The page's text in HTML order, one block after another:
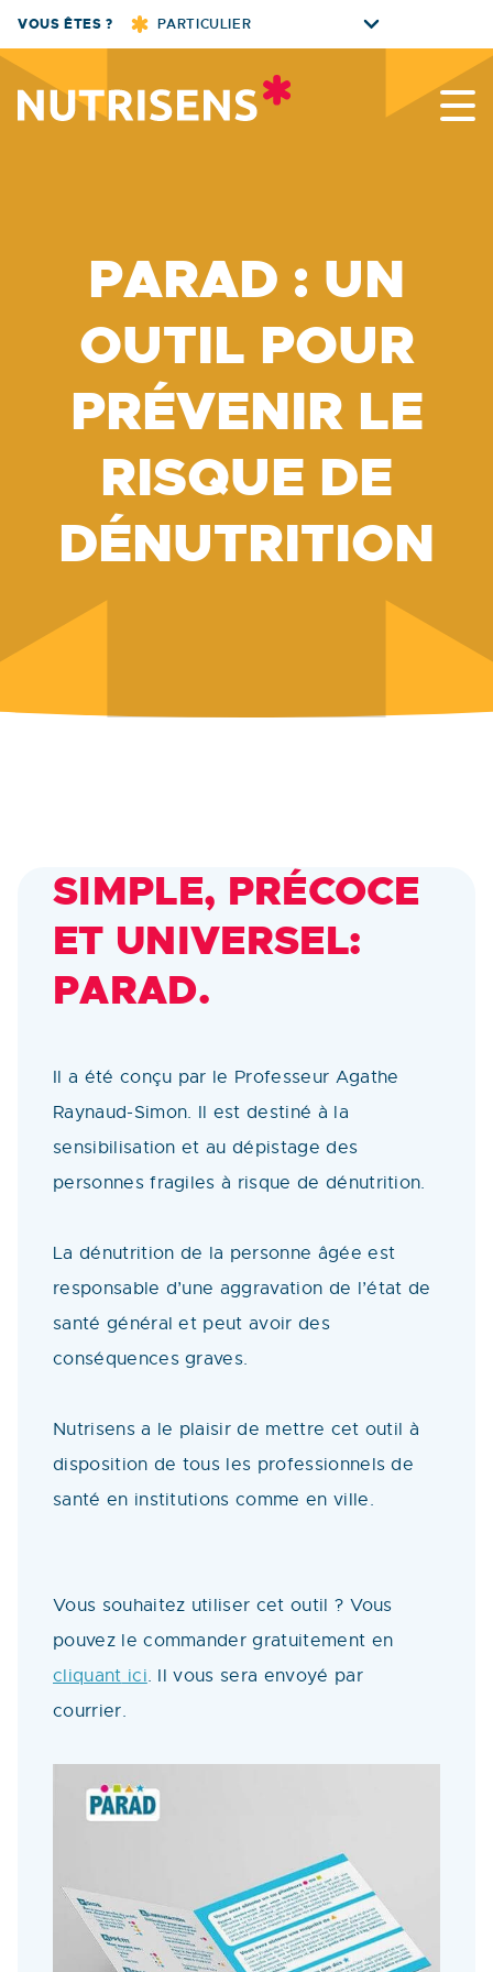
content
VOUS ÊTES ? PARTICULIER
PARAD : UN
OUTIL POUR
PRÉVENIR LE
RISQUE DE
DÉNUTRITION
SIMPLE, PRÉCOCE
ET UNIVERSEL:
PARAD.
Il a été conçu par le Professeur Agathe
Raynaud-Simon. Il est destiné à la
sensibilisation et au dépistage des
personnes fragiles à risque de dénutrition.
La dénutrition de la personne âgée est
responsable d’une aggravation de l’état de
santé général et peut avoir des
conséquences graves.
Nutrisens a le plaisir de mettre cet outil à
disposition de tous les professionnels de
santé en institutions comme en ville.
Vous souhaitez utiliser cet outil ? Vous
pouvez le commander gratuitement en
cliquant ici. Il vous sera envoyé par
courrier.